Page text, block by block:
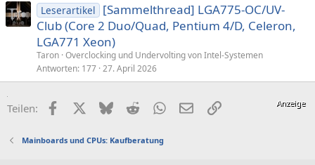
Leserartikel
[Sammelthread] LGA775-OC/UV-
Club (Core 2 Duo/Quad, Pentium 4/D, Celeron,
LGA771 Xeon)
Taron Overclocking und Undervolting von Intel-Systemen
Antworten 177 27. April 2026
Teilen: FacebookX (Twitter)
BlueskyRedditWhatsApp
E-MailLink
Mainboards und CPUs: Kaufberatung